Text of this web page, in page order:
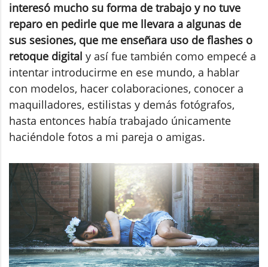
interesó mucho su forma de trabajo y no tuve
reparo en pedirle que me llevara a algunas de
sus sesiones, que me enseñara uso de flashes o
retoque digital y así fue también como empecé a
intentar introducirme en ese mundo, a hablar
con modelos, hacer colaboraciones, conocer a
maquilladores, estilistas y demás fotógrafos,
hasta entonces había trabajado únicamente
haciéndole fotos a mi pareja o amigas.